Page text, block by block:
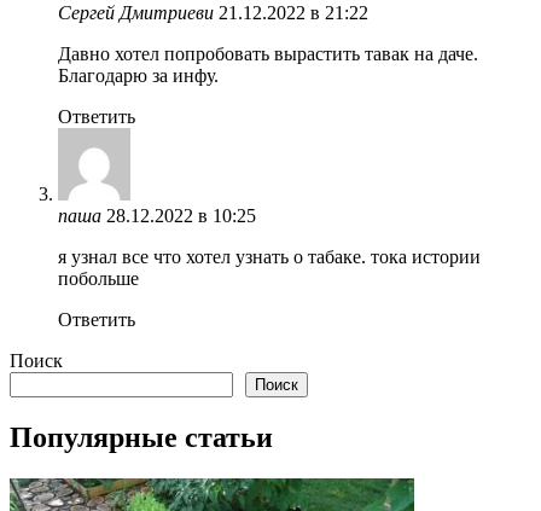
Сергей Дмитриеви 21.12.2022 в 21:22
Давно хотел попробовать вырастить тавак на даче.
Благодарю за инфу.
Ответить
паша 28.12.2022 в 10:25
я узнал все что хотел узнать о табаке. тока истории
побольше
Ответить
Поиск
Поиск
Популярные статьи